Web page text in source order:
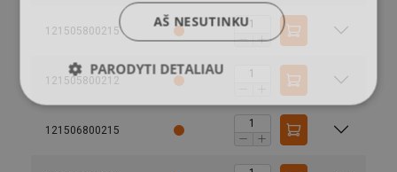
121505800215
121505800212
121506800215
AŠ NESUTINKU
PARODYTI DETALIAU